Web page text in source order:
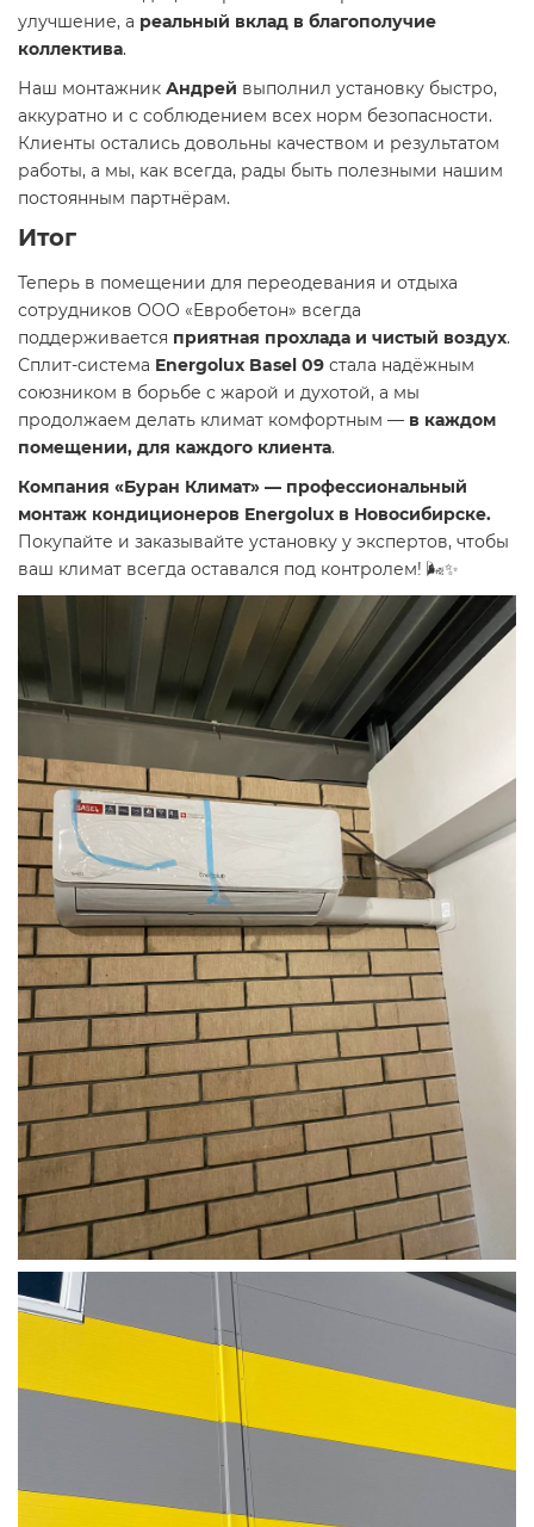
улучшение, а реальный вклад в благополучие
коллектива.
Наш монтажник Андрей выполнил установку быстро,
аккуратно и с соблюдением всех норм безопасности.
Клиенты остались довольны качеством и результатом
работы, а мы, как всегда, рады быть полезными нашим
постоянным партнёрам.
Итог
Теперь в помещении для переодевания и отдыха
сотрудников ООО «Евробетон» всегда
поддерживается приятная прохлада и чистый воздух.
Сплит-система Energolux Basel 09 стала надёжным
союзником в борьбе с жарой и духотой, а мы
продолжаем делать климат комфортным — в каждом
помещении, для каждого клиента.
Компания «Буран Климат» — профессиональный
монтаж кондиционеров Energolux в Новосибирске.
Покупайте и заказывайте установку у экспертов, чтобы
ваш климат всегда оставался под контролем! 🌬️✨